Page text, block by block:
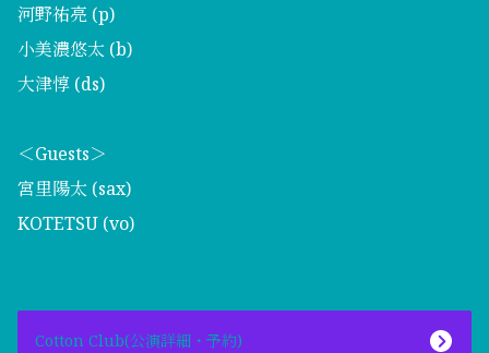
河野祐亮 (p)
小美濃悠太 (b)
大津惇 (ds)
＜Guests＞
宮里陽太 (sax)
KOTETSU (vo)
Cotton Club(公演詳細・予約)